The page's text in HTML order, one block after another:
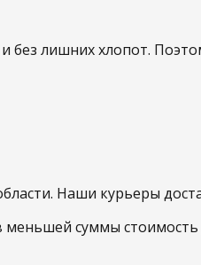
лишних хлопот.
Наши курьеры
меньшей суммы стоимость